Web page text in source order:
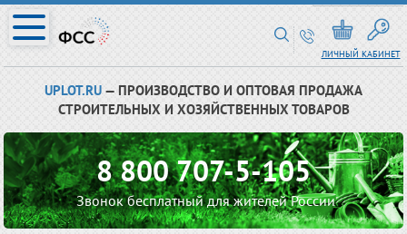
ЛИЧНЫЙ КАБИНЕТ
UPLOT.RU — ПРОИЗВОДСТВО И ОПТОВАЯ ПРОДАЖА
СТРОИТЕЛЬНЫХ И ХОЗЯЙСТВЕННЫХ ТОВАРОВ
8 800 707-5-105
Звонок бесплатный для жителей России